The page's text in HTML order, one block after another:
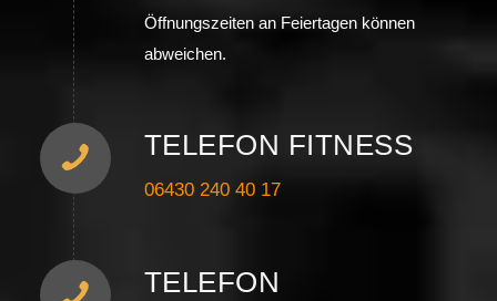
Öffnungszeiten an Feiertagen können
abweichen.
TELEFON FITNESS
06430 240 40 17
TELEFON